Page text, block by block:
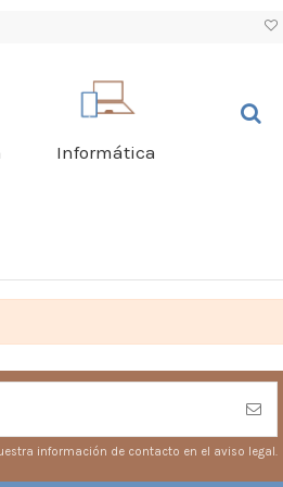
Informática
información de contacto en el aviso legal.